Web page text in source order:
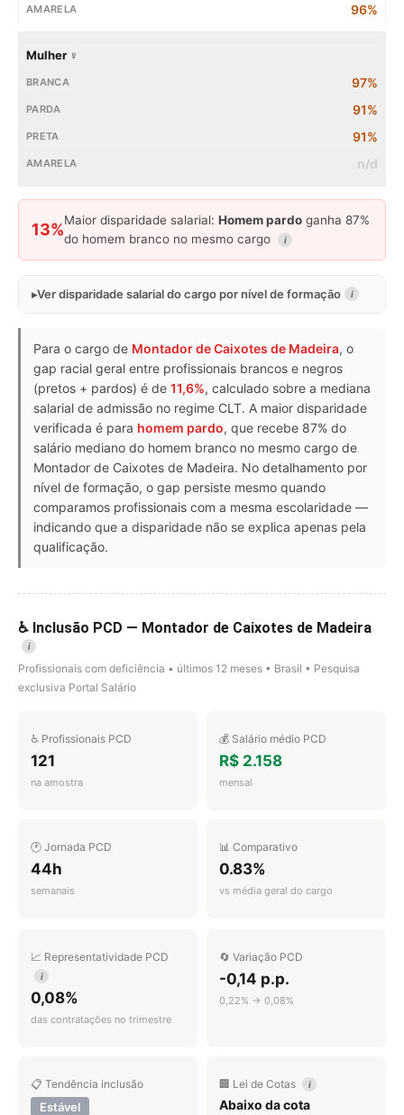
96%
Mulher ♀
97%
91%
91%
n/d
13%
Maior disparidade salarial: Homem pardo ganha 87%
do homem branco no mesmo cargo
i
Ver disparidade salarial do cargo por nível de formação i
Para o cargo de Montador de Caixotes de Madeira, o
gap racial geral entre profissionais brancos e negros
(pretos + pardos) é de 11,6%, calculado sobre a mediana
salarial de admissão no regime CLT. A maior disparidade
verificada é para homem pardo, que recebe 87% do
salário mediano do homem branco no mesmo cargo de
Montador de Caixotes de Madeira. No detalhamento por
nível de formação, o gap persiste mesmo quando
comparamos profissionais com a mesma escolaridade —
indicando que a disparidade não se explica apenas pela
qualificação.
♿ Inclusão PCD — Montador de Caixotes de Madeira
i
Profissionais com deficiência • últimos 12 meses • Brasil • Pesquisa
exclusiva Portal Salário
♿ Profissionais PCD
121
na amostra
💰 Salário médio PCD
R$ 2.158
mensal
🕐 Jornada PCD
44h
semanais
📊 Comparativo
0.83%
vs média geral do cargo
📈 Representatividade PCD
i
0,08%
das contratações no trimestre
🔄 Variação PCD
-0,14 p.p.
0,22% → 0,08%
📋 Tendência inclusão
Estável
🏢 Lei de Cotas i
Abaixo da cota